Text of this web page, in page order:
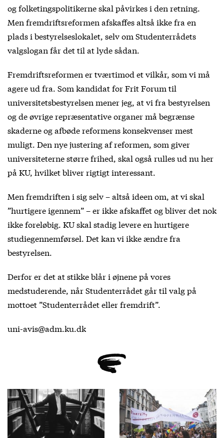
og folketingspolitikerne skal påvirkes i den retning.
Men fremdriftsreformen afskaffes altså ikke fra en
plads i bestyrelseslokalet, selv om Studenterrådets
valgslogan får det til at lyde sådan.
Fremdriftsreformen er tværtimod et vilkår, som vi må
agere ud fra. Som kandidat for Frit Forum til
universitetsbestyrelsen mener jeg, at vi fra bestyrelsen
og de øvrige repræsentative organer må begrænse
skaderne og afbøde reformens konsekvenser mest
muligt. Den nye justering af reformen, som giver
universiteterne større frihed, skal også rulles ud nu her
på KU, hvilket bliver rigtigt interessant.
Men fremdriften i sig selv – altså ideen om, at vi skal
”hurtigere igennem” – er ikke afskaffet og bliver det nok
ikke foreløbig. KU skal stadig levere en hurtigere
studiegennemførsel. Det kan vi ikke ændre fra
bestyrelsen.
Derfor er det at stikke blår i øjnene på vores
medstuderende, når Studenterrådet går til valg på
mottoet ”Studenterrådet eller fremdrift”.
uni-avis@adm.ku.dk